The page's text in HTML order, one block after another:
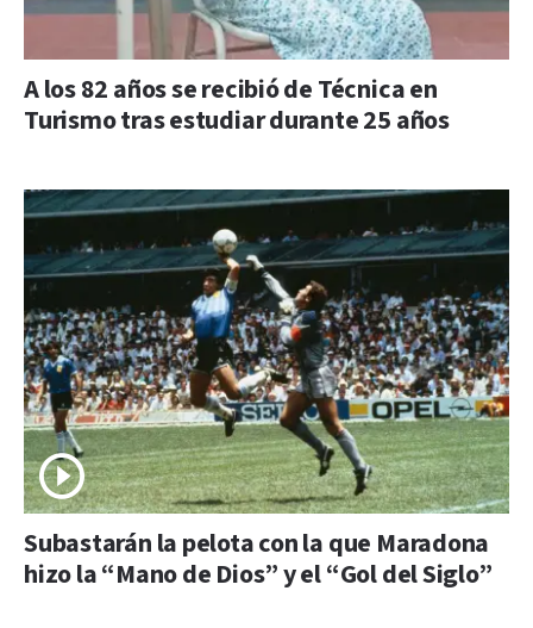
A los 82 años se recibió de Técnica en
Turismo tras estudiar durante 25 años
Subastarán la pelota con la que Maradona
hizo la “Mano de Dios” y el “Gol del Siglo”